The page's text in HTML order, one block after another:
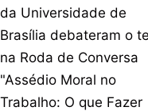
da Universidade de
Brasília debateram o
na Roda de Conversa
"Assédio Moral no
Trabalho: O que Fazer